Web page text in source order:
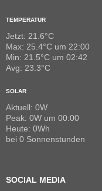
TEMPERATUR
Jetzt: 21.6°C
Max: 25.4°C um 22:00
Min: 21.5°C um 02:42
Avg: 23.3°C
SOLAR
Aktuell: 0W
Peak: 0W um 00:00
Heute: 0Wh
bei 0 Sonnenstunden
SOCIAL MEDIA